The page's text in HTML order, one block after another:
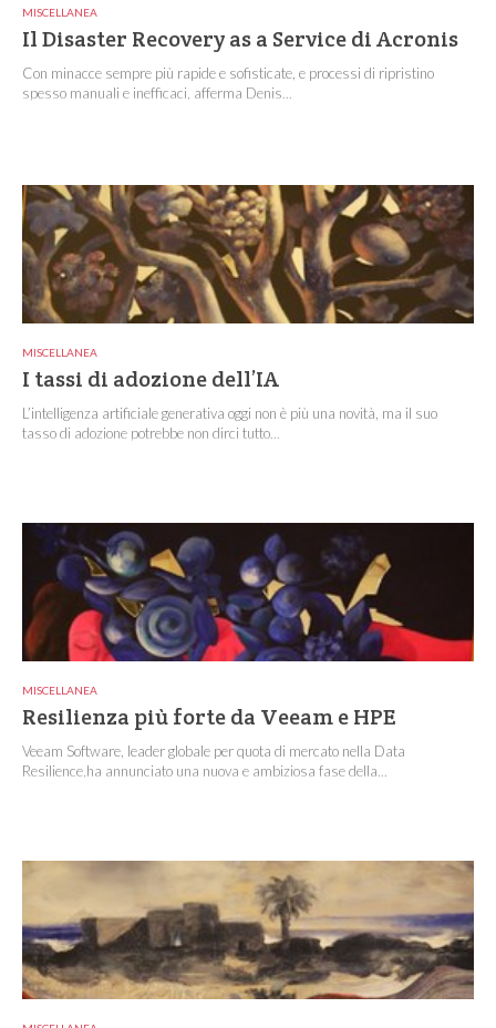
MISCELLANEA
Il Disaster Recovery as a Service di Acronis
Con minacce sempre più rapide e sofisticate, e processi di ripristino
spesso manuali e inefficaci, afferma Denis...
MISCELLANEA
I tassi di adozione dell’IA
L’intelligenza artificiale generativa oggi non è più una novità, ma il suo
tasso di adozione potrebbe non dirci tutto...
MISCELLANEA
Resilienza più forte da Veeam e HPE
Veeam Software, leader globale per quota di mercato nella Data
Resilience,ha annunciato una nuova e ambiziosa fase della...